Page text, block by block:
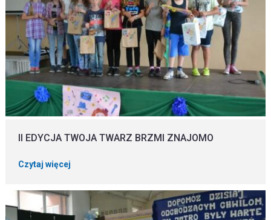
II EDYCJA TWOJA TWARZ BRZMI ZNAJOMO
Czytaj więcej